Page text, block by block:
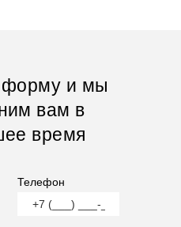
форму и мы
вам в
время
Телефон